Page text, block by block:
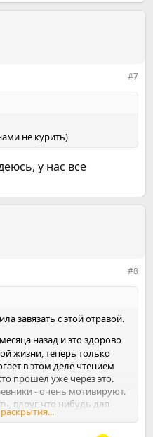
справились с этой
#7
не курить)
у нас все
#8
завязать с этой отравой.
назад и это здорово
жизни, теперь только
в этом деле чтением
прошел уже через это.
- очень мотивируют.
вдруг что нибудь для
и нужного